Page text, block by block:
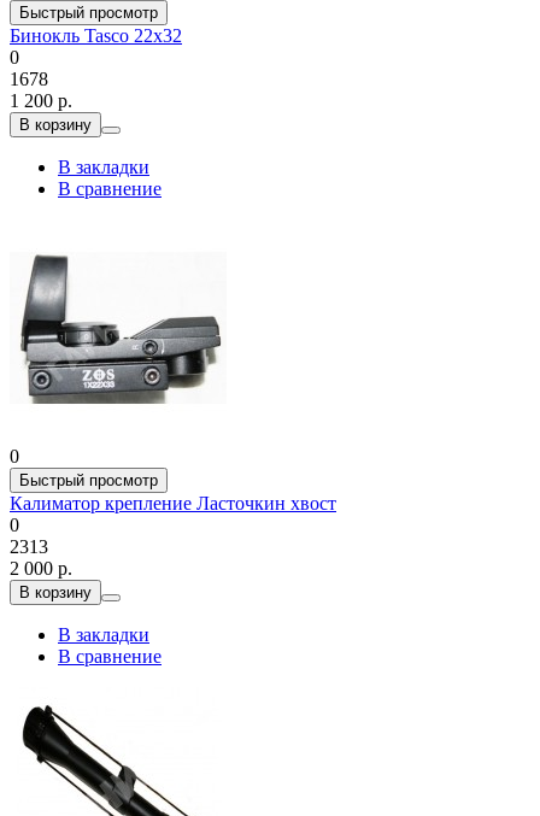
Быстрый просмотр
Бинокль Tasco 22x32
0
1678
1 200 р.
В корзину
В закладки
В сравнение
0
Быстрый просмотр
Калиматор крепление Ласточкин хвост
0
2313
2 000 р.
В корзину
В закладки
В сравнение